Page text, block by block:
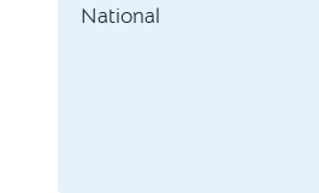
National